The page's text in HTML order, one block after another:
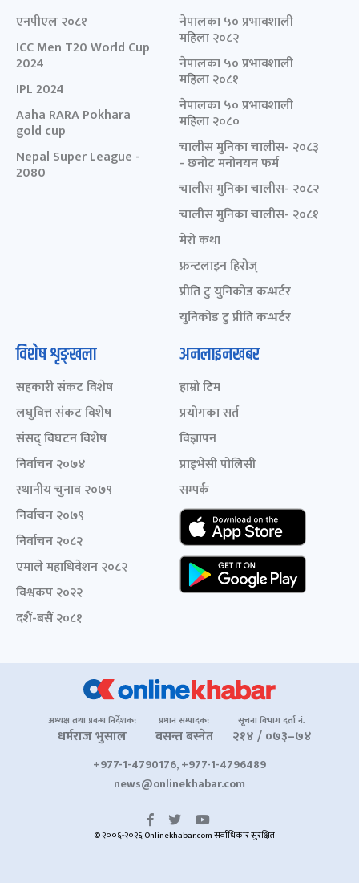
एनपीएल २०८१
ICC Men T20 World Cup
2024
IPL 2024
Aaha RARA Pokhara
gold cup
Nepal Super League -
2080
नेपालका ५० प्रभावशाली
महिला २०८२
नेपालका ५० प्रभावशाली
महिला २०८१
नेपालका ५० प्रभावशाली
महिला २०८०
चालीस मुनिका चालीस- २०८३
- छनोट मनोनयन फर्म
चालीस मुनिका चालीस- २०८२
चालीस मुनिका चालीस- २०८१
मेरो कथा
फ्रन्टलाइन हिरोज्
प्रीति टु युनिकोड कन्भर्टर
युनिकोड टु प्रीति कन्भर्टर
विशेष शृङ्खला
सहकारी संकट विशेष
लघुवित्त संकट विशेष
संसद् विघटन विशेष
निर्वाचन २०७४
स्थानीय चुनाव २०७९
निर्वाचन २०७९
निर्वाचन २०८२
एमाले महाधिवेशन २०८२
विश्वकप २०२२
दशैं-बसैं २०८१
अनलाइनखबर
हाम्रो टिम
प्रयोगका सर्त
विज्ञापन
प्राइभेसी पोलिसी
सम्पर्क
अध्यक्ष तथा प्रबन्ध निर्देशक:
धर्मराज भुसाल
प्रधान सम्पादक:
बसन्त बस्नेत
सूचना विभाग दर्ता नं.
२१४ / ०७३–७४
+977-1-4790176, +977-1-4796489
news@onlinekhabar.com
© २००६-२०२६ Onlinekhabar.com सर्वाधिकार सुरक्षित